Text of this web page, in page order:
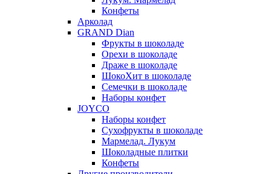
Конфеты
Арколад
GRAND Dian
Фрукты в шоколаде
Орехи в шоколаде
Драже в шоколаде
ШокоХит в шоколаде
Семечки в шоколаде
Наборы конфет
JOYCO
Наборы конфет
Сухофрукты в шоколаде
Мармелад. Лукум
Шоколадные плитки
Конфеты